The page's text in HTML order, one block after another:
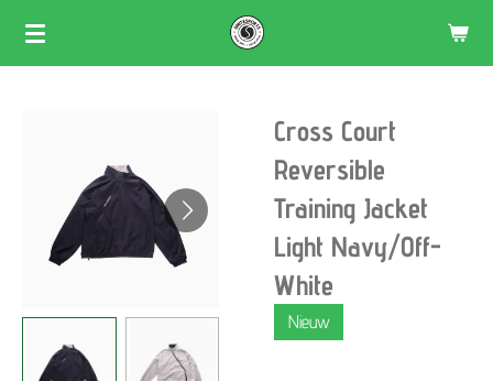
Skip
Cross Court
Reversible
Training Jacket
Light Navy/Off-
White
Nieuw